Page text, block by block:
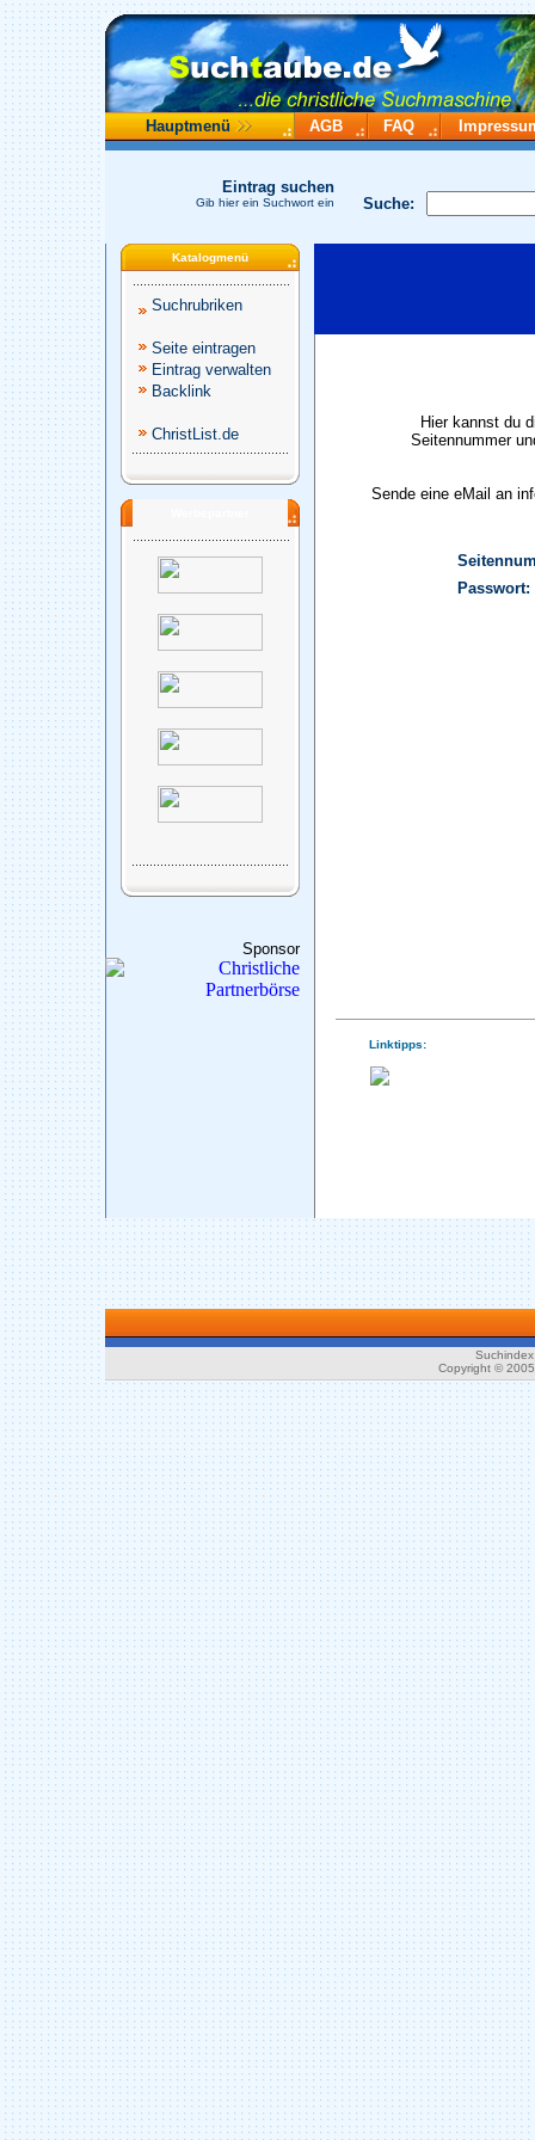
Hauptmenü AGB FAQ
Suche:
Eintrag suchen
Gib hier ein Suchwort ein
Katalogmenü
Suchrubriken
Seite eintragen
Eintrag verwalten
Backlink
ChristList.de
Sponsor
Hier kannst du
Seitennummer
Sende eine eMail an
Passwort:
Linktipps:
Copyright ©